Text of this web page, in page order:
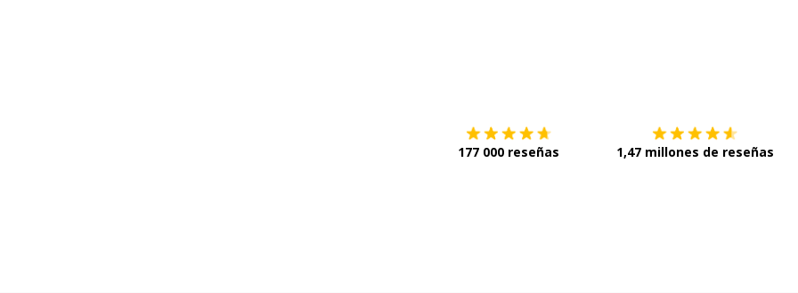
177 000 reseñas 1,47 millones de reseñas